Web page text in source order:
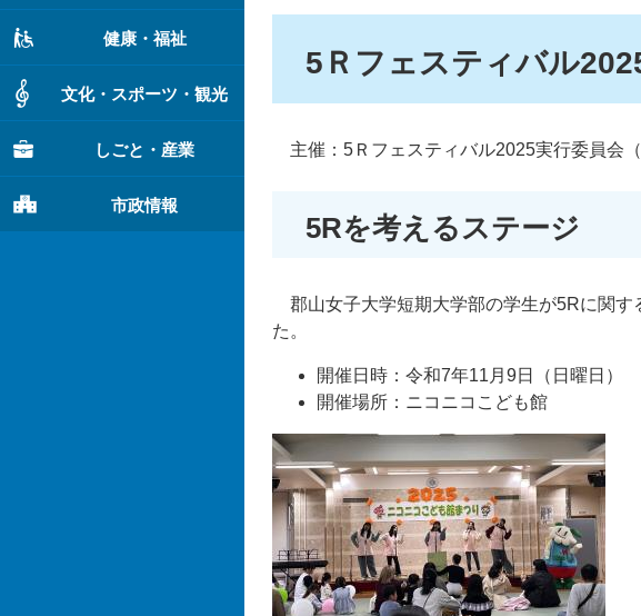
健康・福祉
文化・スポーツ・観光
しごと・産業
市政情報
5Ｒフェスティバル
主催：5Ｒフェスティバル2025実行委員会
5Rを考えるステージ
郡山女子大学短期大学部の学生が5Rに関す
た。
開催日時：令和7年11月9日（日曜日）
開催場所：ニコニコこども館